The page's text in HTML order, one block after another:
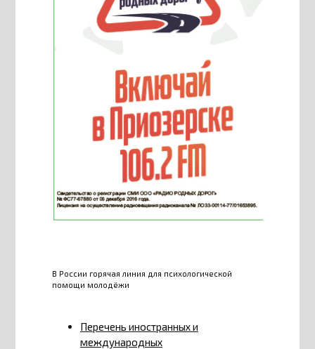
В России горячая линия для психологической
помощи молодёжи
Перечень иностранных и
международных